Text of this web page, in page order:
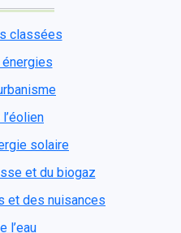
classées
solaire
et du biogaz
et des nuisances
l’eau